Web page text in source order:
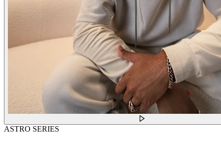
ASTRO SERIES